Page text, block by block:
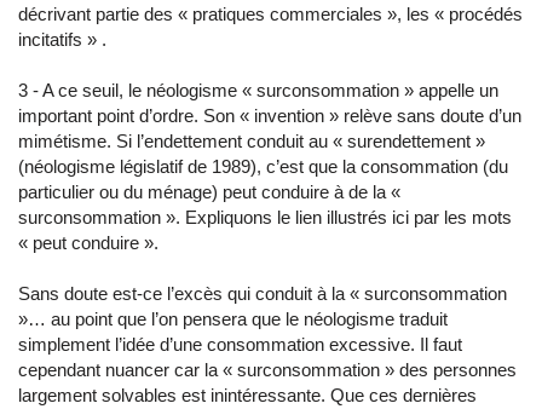
décrivant partie des « pratiques commerciales », les « procédés
incitatifs » .
3 - A ce seuil, le néologisme « surconsommation » appelle un
important point d’ordre. Son « invention » relève sans doute d’un
mimétisme. Si l’endettement conduit au « surendettement »
(néologisme législatif de 1989), c’est que la consommation (du
particulier ou du ménage) peut conduire à de la «
surconsommation ». Expliquons le lien illustrés ici par les mots
« peut conduire ».
Sans doute est-ce l’excès qui conduit à la « surconsommation
»… au point que l’on pensera que le néologisme traduit
simplement l’idée d’une consommation excessive. Il faut
cependant nuancer car la « surconsommation » des personnes
largement solvables est inintéressante. Que ces dernières